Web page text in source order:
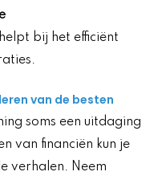
helpt bij het efficiënt
van de besten
soms een uitdaging
van financiën kun je
verhalen. Neem